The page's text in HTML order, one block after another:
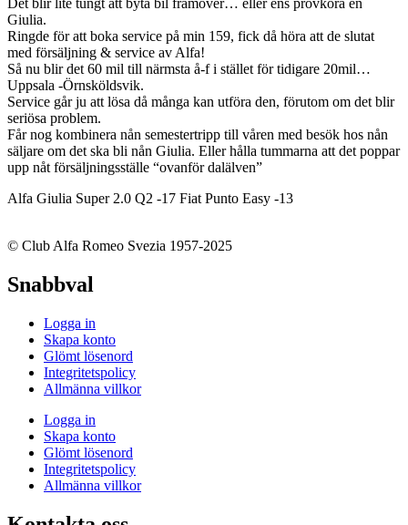
Giulia.
Ringde för att boka service på min 159, fick då höra att de slutat
med försäljning & service av Alfa!
Så nu blir det 60 mil till närmsta å-f i stället för tidigare 20mil…
Uppsala -Örnsköldsvik.
Service går ju att lösa då många kan utföra den, förutom om det blir
seriösa problem.
Får nog kombinera nån semestertripp till våren med besök hos nån
säljare om det ska bli nån Giulia. Eller hålla tummarna att det poppar
upp nåt försäljningsställe “ovanför dalälven”
Alfa Giulia Super 2.0 Q2 -17 Fiat Punto Easy -13
© Club Alfa Romeo Svezia 1957-2025
Snabbval
Logga in
Skapa konto
Glömt lösenord
Integritetspolicy
Allmänna villkor
Logga in
Skapa konto
Glömt lösenord
Integritetspolicy
Allmänna villkor